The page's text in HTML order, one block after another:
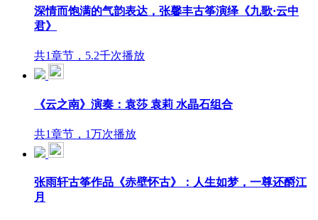
深情而饱满的气韵表达，张馨丰古筝演绎《九歌·云中
君》
共1章节，5.2千次播放
《云之南》演奏：袁莎 袁莉 水晶石组合
共1章节，1万次播放
张雨轩古筝作品《赤壁怀古》：人生如梦，一尊还酹江
月